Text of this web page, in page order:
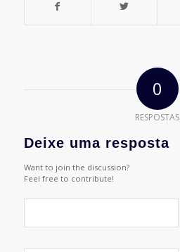
0
RESPOSTAS
Deixe uma resposta
Want to join the discussion?
Feel free to contribute!